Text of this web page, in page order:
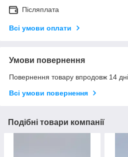
Післяплата
Всі умови оплати
Умови повернення
Повернення товару впродовж 14
Всі умови повернення
Подібні товари компанії